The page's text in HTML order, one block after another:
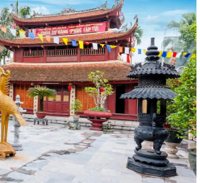
hội trong kiểm soát mất cân bằng giới tính
doanh tự phát, bảo đảm an toàn phòng
vệ thực vật, bảo đảm an toàn sản xuất
Phòng yêu cầu tập trung chuẩn bị đầy đủ